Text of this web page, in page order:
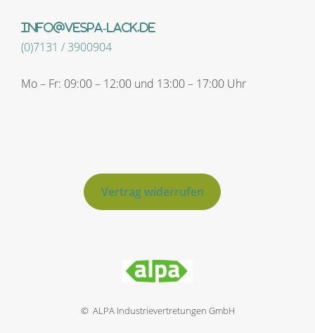
info@vespa-lack.de
(0)7131 / 3900904
Mo – Fr: 09:00 – 12:00 und 13:00 – 17:00 Uhr
Vertrag widerrufen
© ALPA Industrievertretungen GmbH